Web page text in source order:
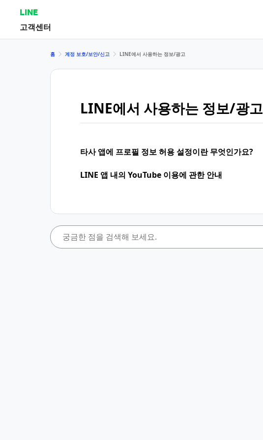
LINE
고객센터
홈 계정 보호/보안/신고 LINE에서 사용하는 정보/광고
LINE에서 사용하는 정보/광고
타사 앱에 프로필 정보 허용 설정이란 무엇인가요?
LINE 앱 내의 YouTube 이용에 관한 안내